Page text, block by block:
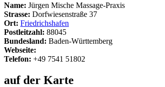
Name: Jürgen Mische Massage-Praxis
Strasse: Dorfwiesenstraße 37
Ort: Friedrichshafen
Postleitzahl: 88045
Bundesland: Baden-Württemberg
Webseite:
Telefon: +49 7541 51802
auf der Karte